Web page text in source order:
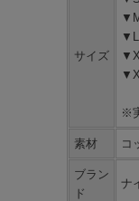
サイズ
※
素材 コ
ブラン
ド
ナ